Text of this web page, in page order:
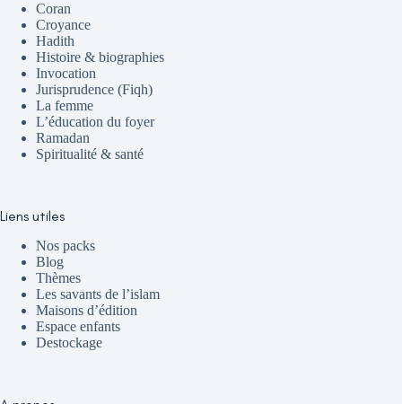
Coran
Croyance
Hadith
Histoire & biographies
Invocation
Jurisprudence (Fiqh)
La femme
L’éducation du foyer
Ramadan
Spiritualité & santé
Liens utiles
Nos packs
Blog
Thèmes
Les savants de l’islam
Maisons d’édition
Espace enfants
Destockage